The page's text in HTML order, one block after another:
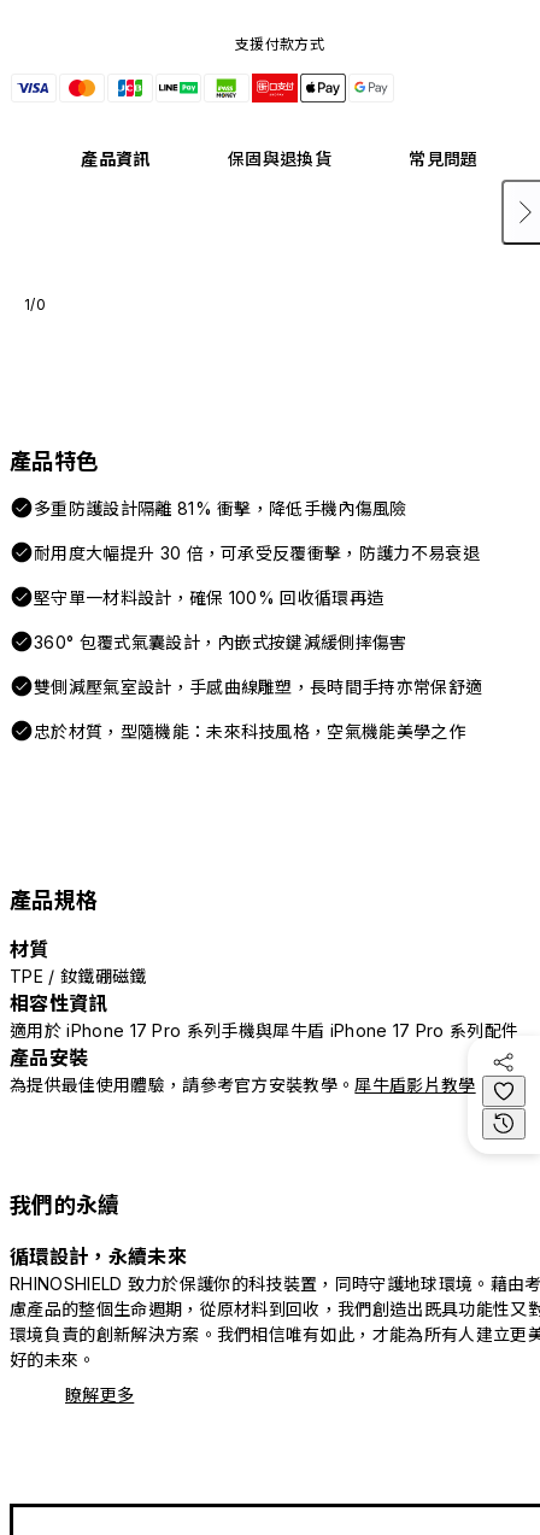
支援付款方式
產品資訊 保固與退換貨 常見問題
1/0
產品特色
多重防護設計隔離 81% 衝擊，降低手機內傷風險
耐用度大幅提升 30 倍，可承受反覆衝擊，防護力不易衰退
堅守單一材料設計，確保 100% 回收循環再造
360° 包覆式氣囊設計，內嵌式按鍵減緩側摔傷害
雙側減壓氣室設計，手感曲線雕塑，長時間手持亦常保舒適
忠於材質，型隨機能：未來科技風格，空氣機能美學之作
產品規格
材質
TPE / 釹鐵硼磁鐵
相容性資訊
適用於 iPhone 17 Pro 系列手機與犀牛盾 iPhone 17 Pro 系列配件
產品安裝
為提供最佳使用體驗，請參考官方安裝教學。 犀牛盾影片教學
我們的永續
循環設計，永續未來
RHINOSHIELD 致力於保護你的科技裝置，同時守護地球環境。藉由
慮產品的整個生命週期，從原材料到回收，我們創造出既具功能性又
環境負責的創新解決方案。我們相信唯有如此，才能為所有人建立更
好的未來。
瞭解更多